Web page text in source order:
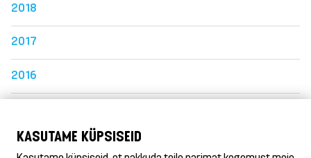
2018
2017
2016
2014
KASUTAME KÜPSISEID